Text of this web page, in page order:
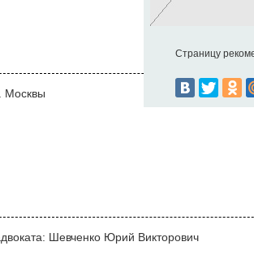
Страницу
Москвы
Шевченко Юрий Викторович